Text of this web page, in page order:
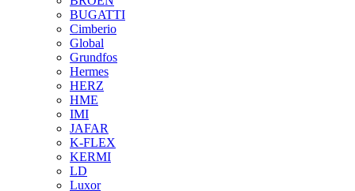
BUGATTI
Cimberio
Global
Grundfos
Hermes
HERZ
HME
IMI
JAFAR
K-FLEX
KERMI
LD
Luxor